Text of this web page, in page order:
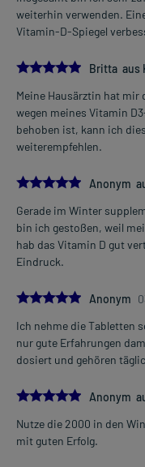
weiterhin verwenden.
Vitamin-D-Spiegel
5.0
Britta aus
Meine Hausärztin hat
wegen meines Vitamin
behoben ist, kann ich
weiterempfehlen.
5.0Anonym
Gerade im Winter
bin ich gestoßen, weil
hab das Vitamin D gut
Eindruck.
5.0Anonym
Ich nehme die Tabletten
nur gute Erfahrungen
dosiert und gehören
5.0Anonym
Nutze die 2000 in den
mit guten Erfolg.